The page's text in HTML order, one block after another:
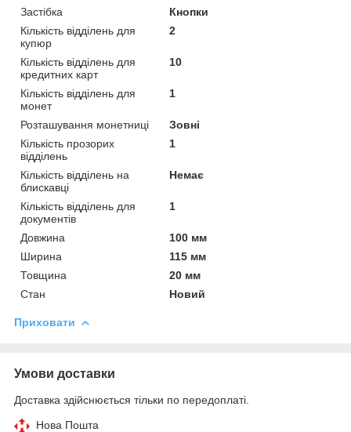
Застібка
Кнопки
Кількість відділень для
купюр
2
Кількість відділень для
кредитних карт
10
Кількість відділень для
монет
1
Розташування монетниці
Зовні
Кількість прозорих
відділень
1
Кількість відділень на
блискавці
Немає
Кількість відділень для
документів
1
Довжина
100 мм
Ширина
115 мм
Товщина
20 мм
Стан
Новий
Приховати
Умови доставки
Доставка здійснюється тільки по передоплаті.
Нова Пошта